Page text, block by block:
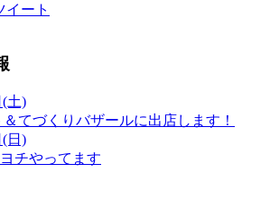
イート
(土)
てづくりバザールに出店します！
(日)
チやってます